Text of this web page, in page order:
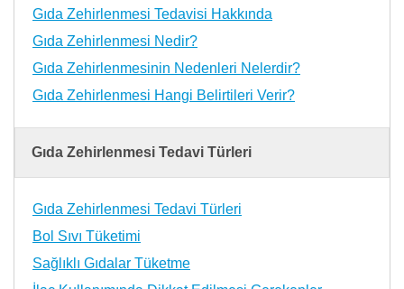
Gıda Zehirlenmesi Tedavisi Hakkında
Gıda Zehirlenmesi Nedir?
Gıda Zehirlenmesinin Nedenleri Nelerdir?
Gıda Zehirlenmesi Hangi Belirtileri Verir?
Gıda Zehirlenmesi Tedavi Türleri
Gıda Zehirlenmesi Tedavi Türleri
Bol Sıvı Tüketimi
Sağlıklı Gıdalar Tüketme